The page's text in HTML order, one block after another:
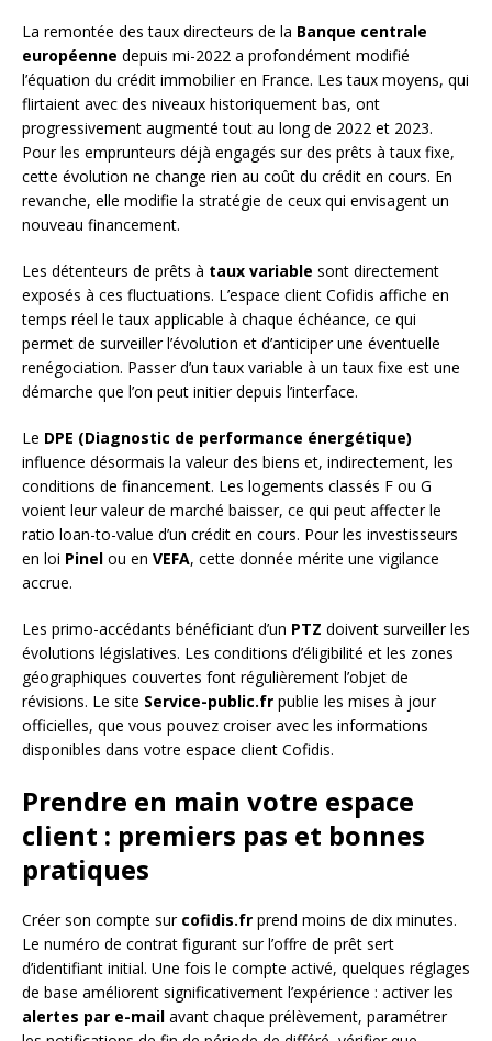
La remontée des taux directeurs de la Banque centrale
européenne depuis mi-2022 a profondément modifié
l’équation du crédit immobilier en France. Les taux moyens, qui
flirtaient avec des niveaux historiquement bas, ont
progressivement augmenté tout au long de 2022 et 2023.
Pour les emprunteurs déjà engagés sur des prêts à taux fixe,
cette évolution ne change rien au coût du crédit en cours. En
revanche, elle modifie la stratégie de ceux qui envisagent un
nouveau financement.
Les détenteurs de prêts à taux variable sont directement
exposés à ces fluctuations. L’espace client Cofidis affiche en
temps réel le taux applicable à chaque échéance, ce qui
permet de surveiller l’évolution et d’anticiper une éventuelle
renégociation. Passer d’un taux variable à un taux fixe est une
démarche que l’on peut initier depuis l’interface.
Le DPE (Diagnostic de performance énergétique)
influence désormais la valeur des biens et, indirectement, les
conditions de financement. Les logements classés F ou G
voient leur valeur de marché baisser, ce qui peut affecter le
ratio loan-to-value d’un crédit en cours. Pour les investisseurs
en loi Pinel ou en VEFA, cette donnée mérite une vigilance
accrue.
Les primo-accédants bénéficiant d’un PTZ doivent surveiller les
évolutions législatives. Les conditions d’éligibilité et les zones
géographiques couvertes font régulièrement l’objet de
révisions. Le site Service-public.fr publie les mises à jour
officielles, que vous pouvez croiser avec les informations
disponibles dans votre espace client Cofidis.
Prendre en main votre espace
client : premiers pas et bonnes
pratiques
Créer son compte sur cofidis.fr prend moins de dix minutes.
Le numéro de contrat figurant sur l’offre de prêt sert
d’identifiant initial. Une fois le compte activé, quelques réglages
de base améliorent significativement l’expérience : activer les
alertes par e-mail avant chaque prélèvement, paramétrer